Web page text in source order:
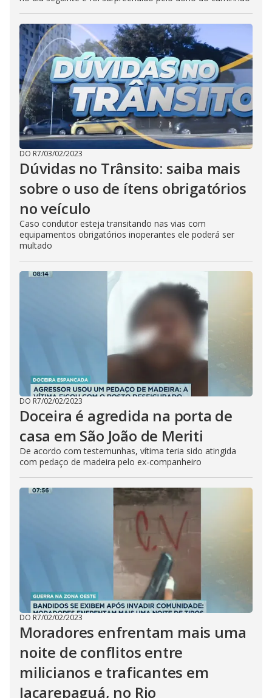
DO R7/03/02/2023
Dúvidas no Trânsito: saiba mais
sobre o uso de ítens obrigatórios
no veículo
Caso condutor esteja transitando nas vias com
equipamentos obrigatórios inoperantes ele poderá ser
multado
DO R7/02/02/2023
Doceira é agredida na porta de
casa em São João de Meriti
De acordo com testemunhas, vítima teria sido atingida
com pedaço de madeira pelo ex-companheiro
DO R7/02/02/2023
Moradores enfrentam mais uma
noite de conflitos entre
milicianos e traficantes em
Jacarepaguá, no Rio